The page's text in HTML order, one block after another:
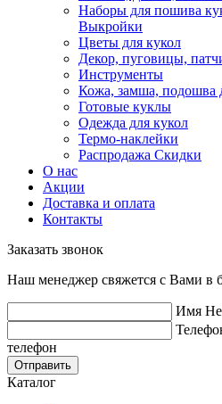
Наборы для пошива
Выкройки
Цветы для кукол
Декор, пуговицы,
Инструменты
Кожа, замша, подошва
Готовые куклы
Одежда для кукол
Термо-наклейки
Распродажа Скидки
О нас
Акции
Доставка и оплата
Контакты
Заказать звонок
Наш менеджер свяжется с Вами в
Имя
телефон
Отправить
Каталог